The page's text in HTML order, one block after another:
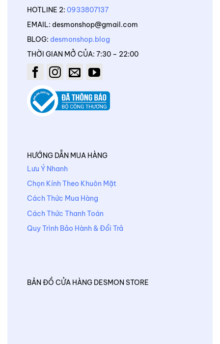
HOTLINE 2: 0933807137
EMAIL: desmonshop@gmail.com
BLOG: desmonshop.blog
THỜI GIAN MỞ CỦA: 7:30 – 22:00
HƯỚNG DẪN MUA HÀNG
Lưu Ý Nhanh
Chọn Kính Theo Khuôn Mặt
Cách Thức Mua Hàng
Cách Thức Thanh Toán
Quy Trình Bảo Hành & Đổi Trả
BẢN ĐỒ CỬA HÀNG DESMON STORE